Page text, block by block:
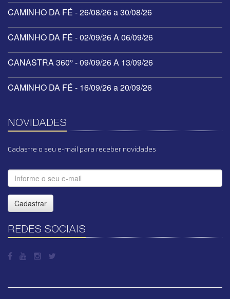
CAMINHO DA FÉ - 26/08/26 a 30/08/26
CAMINHO DA FÉ - 02/09/26 A 06/09/26
CANASTRA 360° - 09/09/26 A 13/09/26
CAMINHO DA FÉ - 16/09/26 a 20/09/26
NOVIDADES
Cadastre o seu e-mail para receber novidades
Cadastrar
REDES SOCIAIS